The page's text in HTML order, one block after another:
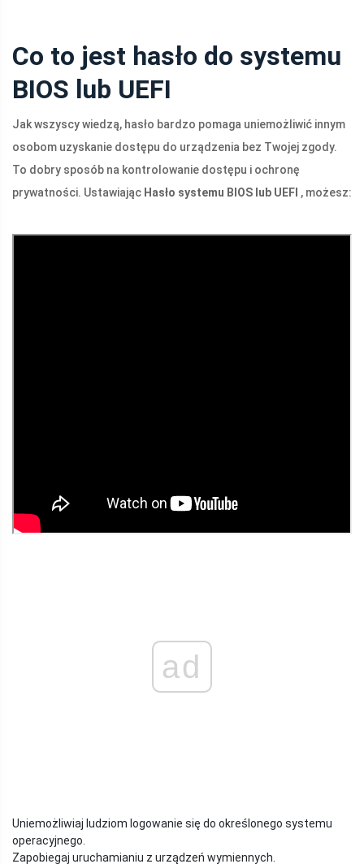
Co to jest hasło do systemu
BIOS lub UEFI
Jak wszyscy wiedzą, hasło bardzo pomaga uniemożliwić innym
osobom uzyskanie dostępu do urządzenia bez Twojej zgody.
To dobry sposób na kontrolowanie dostępu i ochronę
prywatności. Ustawiając Hasło systemu BIOS lub UEFI , możesz:
ad
Uniemożliwiaj ludziom logowanie się do określonego systemu
operacyjnego.
Zapobiegaj uruchamianiu z urządzeń wymiennych.